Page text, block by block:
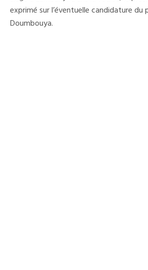
De
exprimé sur l’éventuelle candidature
Doumbouya.